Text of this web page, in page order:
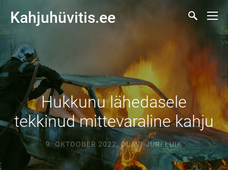
Kahjuhüvitis.ee
Hukkunu lähedasele
tekkinud mittevaraline kahju
9. OKTOOBER 2022,OLAVI-JÜRI LUIK